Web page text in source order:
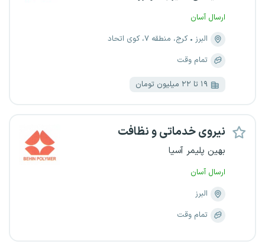
ارسال آسان
البرز
کرج، منطقه ۷، کوی اتحاد
تمام وقت
۱۹ تا ۲۲ میلیون تومان
نیروی خدماتی و نظافت
بهین پلیمر آسیا
ارسال آسان
البرز
تمام وقت